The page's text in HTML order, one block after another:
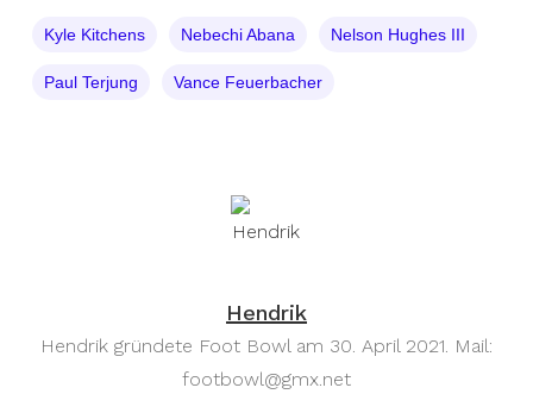
Kyle Kitchens Nebechi Abana Nelson Hughes III
Paul Terjung Vance Feuerbacher
Hendrik
Hendrik gründete Foot Bowl am 30. April 2021. Mail:
footbowl@gmx.net